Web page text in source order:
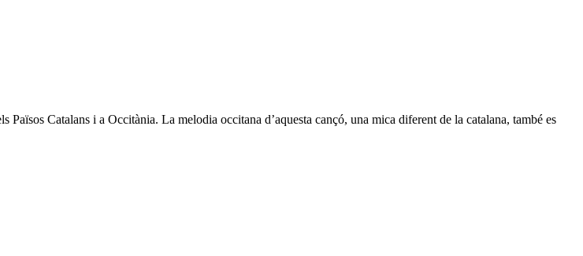
Catalans i a Occitània. La melodia occitana d’aquesta cançó, una mica diferent de la catalana, també es